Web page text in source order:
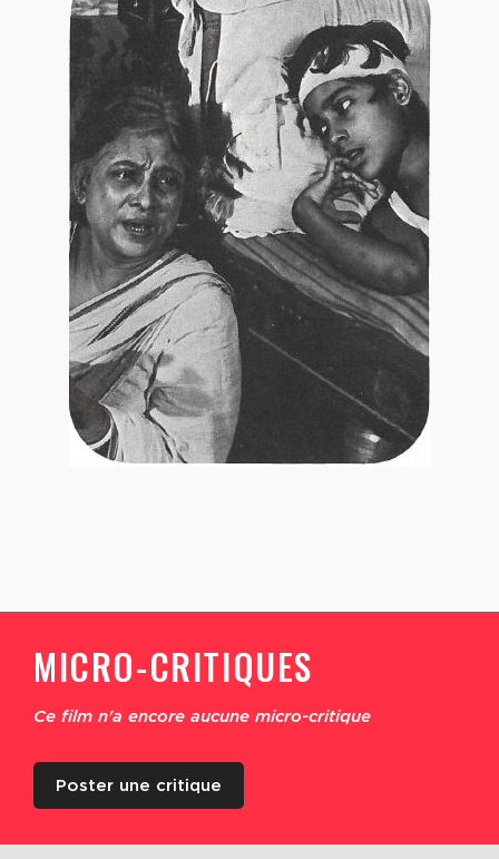
MICRO-CRITIQUES
Ce film n'a encore aucune micro-critique
Poster une critique